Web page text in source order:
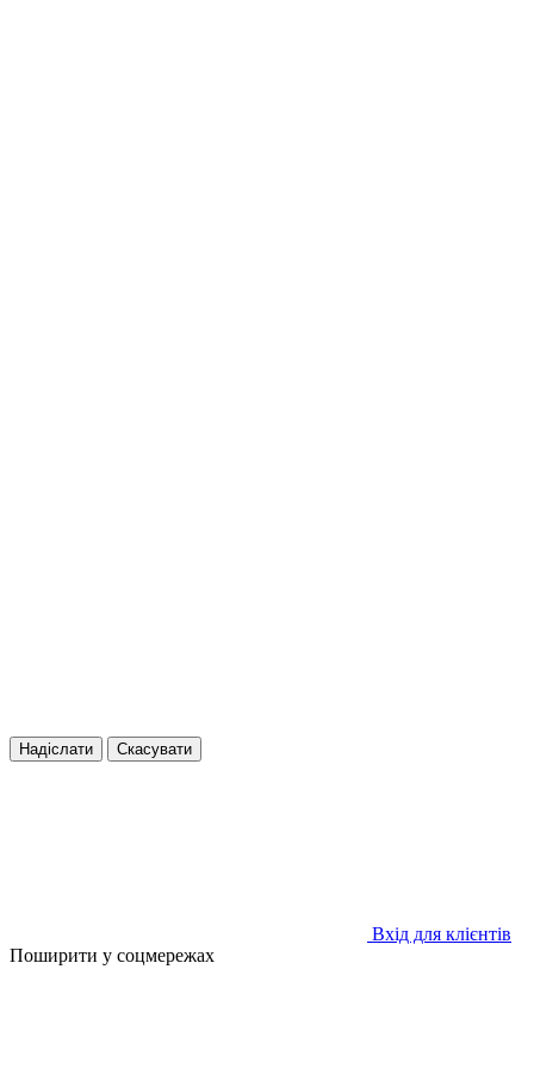
Надіслати Скасувати
Вхід для клієнтів
Поширити у соцмережах